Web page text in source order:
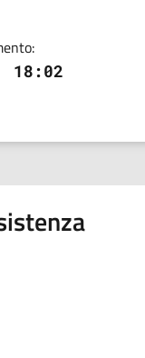
18:02